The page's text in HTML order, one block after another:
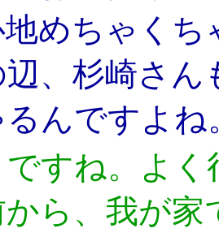
地めちゃくち
辺、杉崎さ
るんですよね
ですね。よく
から、我が